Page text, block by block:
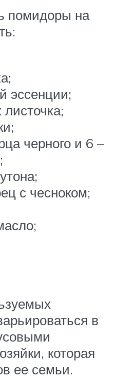
помидоры на
эссенции;
черного и 6 –
с чесноком;
в
которая
ее семьи.